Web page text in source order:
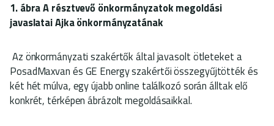
1. ábra A résztvevő önkormányzatok megoldási
javaslatai Ajka önkormányzatának
Az önkormányzati szakértők által javasolt ötleteket a
PosadMaxvan és GE Energy szakértői összegyűjtötték és
két hét múlva, egy újabb online találkozó során álltak elő
konkrét, térképen ábrázolt megoldásaikkal.